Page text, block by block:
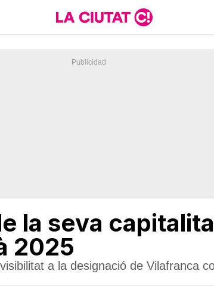
la seva
2025
a la designació de Vilafranca